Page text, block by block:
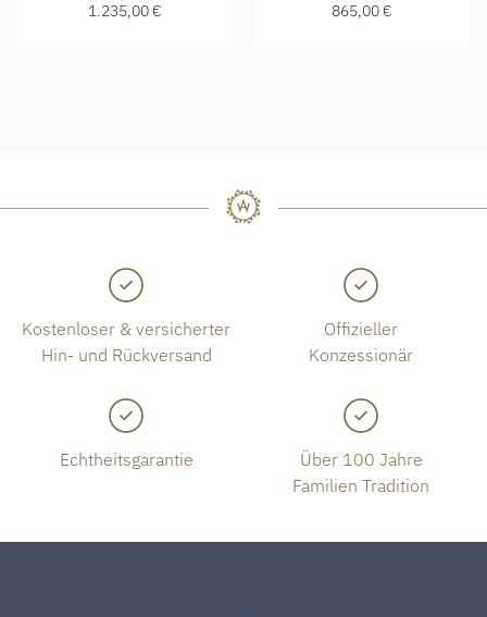
1.235,00 €
865,00 €
Kostenloser & versicherter
Hin- und Rückversand
Offizieller
Konzessionär
Echtheitsgarantie
Über 100 Jahre
Familien Tradition